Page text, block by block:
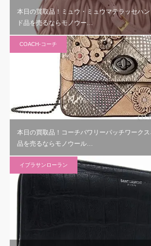
本日の買取品！ミュウ・ミュウマテラッセハ
ド品を売るならモノウー…
COACH-コーチ
本日の買取品！コーチバワリーパッチワーク
品を売るならモノウール…
イブラサンローラン